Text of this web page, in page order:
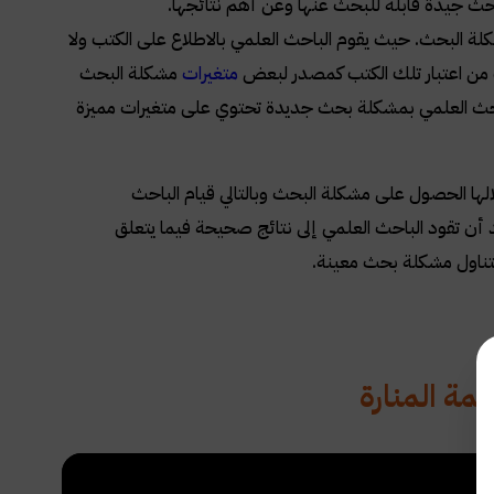
البحث. حيث يقوم الباحث العلمي بالاطلاع على الكتب ولا
اعتبار تلك الكتب كمصدر لبعض متغيرات مشكلة البحث
العلمي بمشكلة بحث جديدة تحتوي على متغيرات مميزة
الحصول على مشكلة البحث وبالتالي قيام الباحث
أن تقود الباحث العلمي إلى نتائج صحيحة فيما يتعلق
مشكلة بحث معينة.
المنارة